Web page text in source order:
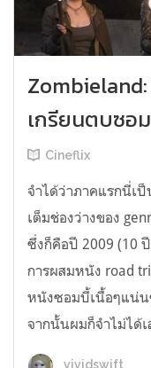
เกรียนตบซอ
Cineflix
จำได้ว่าภาคแรกนี่เ
เต็มช่องว่างของ
ซึ่งก็คือปี 2009 (10
การผสมหนัง road
หนังซอมบี้เนื้อๆแน่น
จากนั้นผมก็จำไม่ได้
vividswift